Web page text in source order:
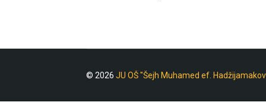
© 2026 JU OŠ "Šejh Muhamed ef.